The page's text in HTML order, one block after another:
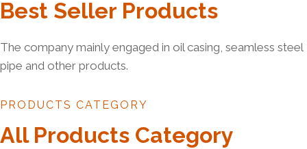
Best Seller Products
The company mainly engaged in oil casing, seamless steel
pipe and other products.
PRODUCTS CATEGORY
All Products Category